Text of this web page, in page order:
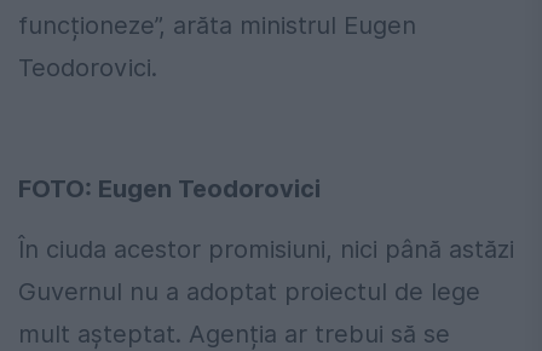
funcționeze”, arăta ministrul Eugen
Teodorovici.
FOTO: Eugen Teodorovici
În ciuda acestor promisiuni, nici până astăzi
Guvernul nu a adoptat proiectul de lege
mult așteptat. Agenția ar trebui să se